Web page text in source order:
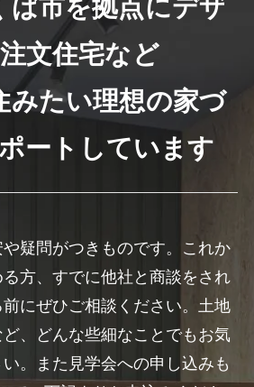
ば市を拠点にデザ
文住宅など
みたい理想の家づ
ートしています
疑問がつきものです。これか
方、すでに他社と商談をされ
にぜひご相談ください。土地
、どんな些細なことでもお気
。また見学会への申し込みも